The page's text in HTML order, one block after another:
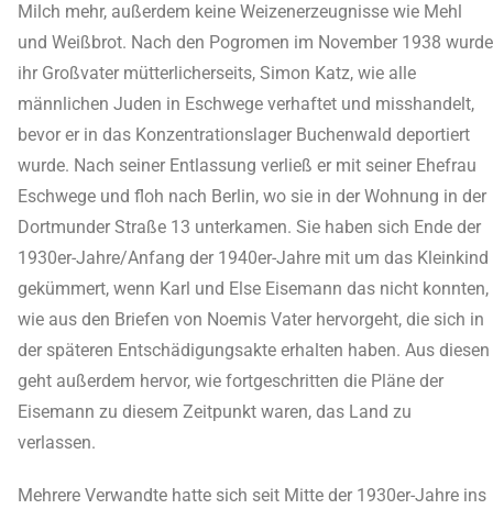
Milch mehr, außerdem keine Weizenerzeugnisse wie Mehl
und Weißbrot. Nach den Pogromen im November 1938 wurde
ihr Großvater mütterlicherseits, Simon Katz, wie alle
männlichen Juden in Eschwege verhaftet und misshandelt,
bevor er in das Konzentrationslager Buchenwald deportiert
wurde. Nach seiner Entlassung verließ er mit seiner Ehefrau
Eschwege und floh nach Berlin, wo sie in der Wohnung in der
Dortmunder Straße 13 unterkamen. Sie haben sich Ende der
1930er-Jahre/Anfang der 1940er-Jahre mit um das Kleinkind
gekümmert, wenn Karl und Else Eisemann das nicht konnten,
wie aus den Briefen von Noemis Vater hervorgeht, die sich in
der späteren Entschädigungsakte erhalten haben. Aus diesen
geht außerdem hervor, wie fortgeschritten die Pläne der
Eisemann zu diesem Zeitpunkt waren, das Land zu
verlassen.
Mehrere Verwandte hatte sich seit Mitte der 1930er-Jahre ins